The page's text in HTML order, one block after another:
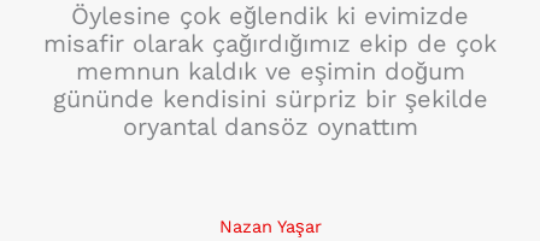
Öylesine çok eğlendik ki evimizde
misafir olarak çağırdığımız ekip de çok
memnun kaldık ve eşimin doğum
gününde kendisini sürpriz bir şekilde
oryantal dansöz oynattım
Nazan Yaşar